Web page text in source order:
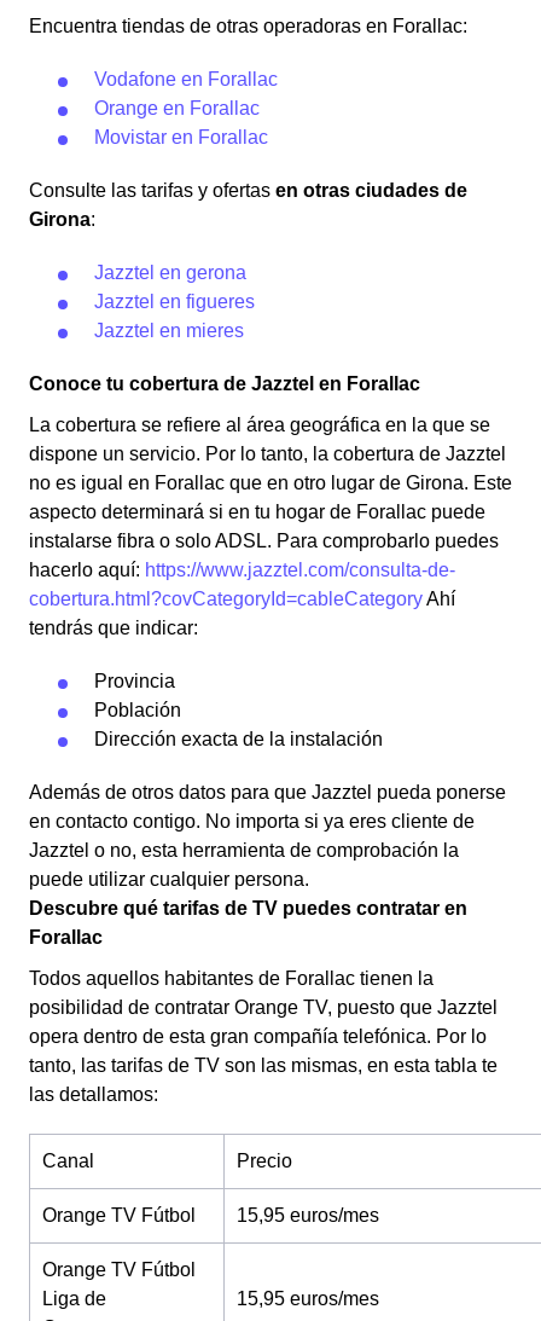
Encuentra tiendas de otras operadoras en Forallac:
Vodafone en Forallac
Orange en Forallac
Movistar en Forallac
Consulte las tarifas y ofertas en otras ciudades de
Girona:
Jazztel en gerona
Jazztel en figueres
Jazztel en mieres
Conoce tu cobertura de Jazztel en Forallac
La cobertura se refiere al área geográfica en la que se
dispone un servicio. Por lo tanto, la cobertura de Jazztel
no es igual en Forallac que en otro lugar de Girona. Este
aspecto determinará si en tu hogar de Forallac puede
instalarse fibra o solo ADSL. Para comprobarlo puedes
hacerlo aquí: https://www.jazztel.com/consulta-de-
cobertura.html?covCategoryId=cableCategoryAhí
tendrás que indicar:
Provincia
Población
Dirección exacta de la instalación
Además de otros datos para que Jazztel pueda ponerse
en contacto contigo. No importa si ya eres cliente de
Jazztel o no, esta herramienta de comprobación la
puede utilizar cualquier persona.
Descubre qué tarifas de TV puedes contratar en
Forallac
Todos aquellos habitantes de Forallac tienen la
posibilidad de contratar Orange TV, puesto que Jazztel
opera dentro de esta gran compañía telefónica. Por lo
tanto, las tarifas de TV son las mismas, en esta tabla te
las detallamos:
Canal Precio
Orange TV Fútbol 15,95 euros/mes
Orange TV Fútbol
Liga de
15,95 euros/mes